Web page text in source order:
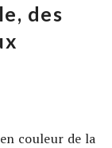
des
couleur de la